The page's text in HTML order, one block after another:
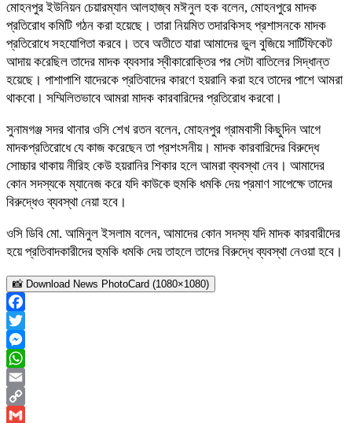
মোহনপুর ইউনিয়ন চেয়ারম্যান আলহাজ্ব মঈনুল হক বলেন, মোহনপুরে মাদক
প্রতিরোধ কমিটি গঠন করা হয়েছে। তারা নিয়মিত তদারকিসহ প্রশাসনকে মাদক
প্রতিরোধে সহযোগিতা করবে। তবে অতীতে যারা আমাদের ভুল বুজিয়ে সার্টিফিকেট
আদায় করেছিল তাদের মাদক ব্যবসার স্বীকারোক্তির পর সেটা বাতিলের সিদ্ধান্ত
হয়েছে। পাশাপাশি যাদেরকে প্রতিবাদের কারণে হয়রানি করা হবে তাদের পাশে আমরা
থাকবো। সম্মিলিতভাবে আমরা মাদক কারবারিদের প্রতিরোধ করবো।
সুনামগঞ্জ সদর থানার ওসি শেখ রতন বলেন, মোহনপুর গ্রামবাসী কিছুদিন আগে
মাদকপ্রতিরোধে যে কাজ করেছেন তা প্রশংসনীয়। মাদক কারবারিদের বিরুদ্ধে
সোচ্চার থাকায় নীরিহ কেউ হয়রানির শিকার হলে আমরা ব্যবস্থা নেব। আমাদের
কোন সদস্যকে ম্যানেজ করে যদি কাউকে হুমকি ধমকি দেয় প্রমাণ সাপেক্ষে তাদের
বিরুদ্ধেও ব্যবস্থা নেয়া হবে।
ওসি ডিবি মো. আমিনুল ইসলাম বলেন, আমাদের কোন সদস্য যদি মাদক কারবারীদের
হয়ে প্রতিবাদকারীদের হুমকি ধমকি দেয় তাহলে তাদের বিরুদ্ধে ব্যবস্থা নেওয়া হবে।
📸 Download News PhotoCard (1080×1080)
Facebook
Twitter
Messenger
WhatsApp
Email
Copy